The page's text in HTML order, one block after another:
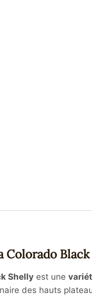
Colorado
Shelly est une
des hauts